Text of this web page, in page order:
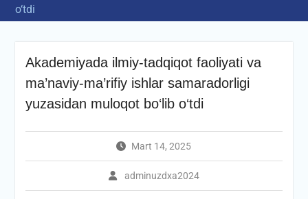
o‘tdi
Akademiyada ilmiy-tadqiqot faoliyati va
ma’naviy-ma’rifiy ishlar samaradorligi
yuzasidan muloqot bo‘lib o‘tdi
Mart 14, 2025
adminuzdxa2024